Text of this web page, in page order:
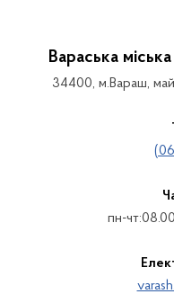
Вараська міська
34400, м.Вараш,
пн-